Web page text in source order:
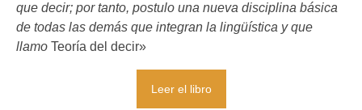
que decir; por tanto, postulo una nueva disciplina básica
de todas las demás que integran la lingüística y que
llamo Teoría del decir»
Leer el libro